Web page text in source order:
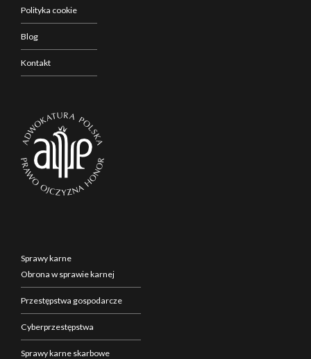
Polityka cookie
Blog
Kontakt
Sprawy karne
Obrona w sprawie karnej
Przestępstwa gospodarcze
Cyberprzestępstwa
Sprawy karne skarbowe